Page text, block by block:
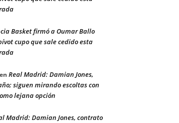
Basket firmó a Oumar Ballo
cupo que sale cedido esta
en Real Madrid: Damian Jones,
siguen mirando escoltas con
lejana opción
Madrid: Damian Jones, contrato